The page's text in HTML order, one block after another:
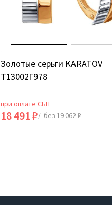
Золотые серьги KARATOV
Т13002Г978
при оплате СБП
18 491 ₽/ без 19 062 ₽